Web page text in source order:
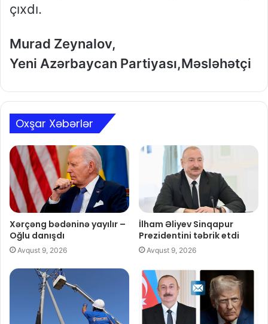
çıxdı.
Murad Zeynalov,
Yeni Azərbaycan Partiyası,Məsləhətçi
Oxşar Xəbərlər
Xərçəng bədəninə yayılır –
Oğlu danışdı
Avqust 9, 2026
İlham Əliyev Sinqapur
Prezidentini təbrik etdi
Avqust 9, 2026